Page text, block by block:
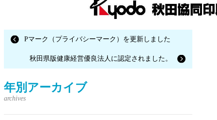
Pマーク（プライバシーマーク）を更新しました
秋田県版健康経営優良法人に認定されました。
年別アーカイブ